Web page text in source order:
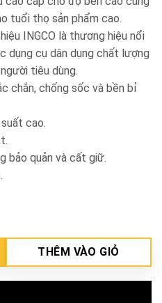
tuổi thọ sản phẩm cao.
INGCO là thương hiệu nổi
dụng cụ dân dụng chất lượng
tiêu dùng.
chắn, chống sốc và bền bỉ
cao.
bảo quản và cất giữ.
GEN1882 số lượng
THÊM VÀO GIỎ